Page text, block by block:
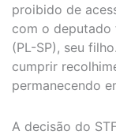
proibido de
com o deputado
(PL-SP), seu
cumprir
permanecendo
A decisão do